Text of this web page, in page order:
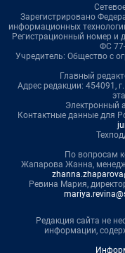
Зарегистрировано
информационных
Регистрационный номер и
ФС
Учредитель: Общество с
Главный
Адрес редакции: 454091,
Электронный
Контактные данные для
По вопросам
Жапарова Жанна,
Ревина Мария,
Редакция сайта не
информации,